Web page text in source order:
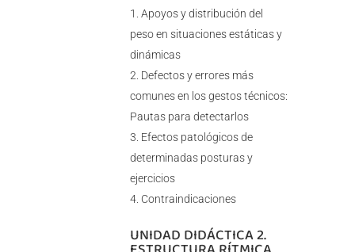
Apoyos y distribución del
peso en situaciones estáticas y
dinámicas
Defectos y errores más
comunes en los gestos técnicos:
Pautas para detectarlos
Efectos patológicos de
determinadas posturas y
ejercicios
Contraindicaciones
UNIDAD DIDÁCTICA 2.